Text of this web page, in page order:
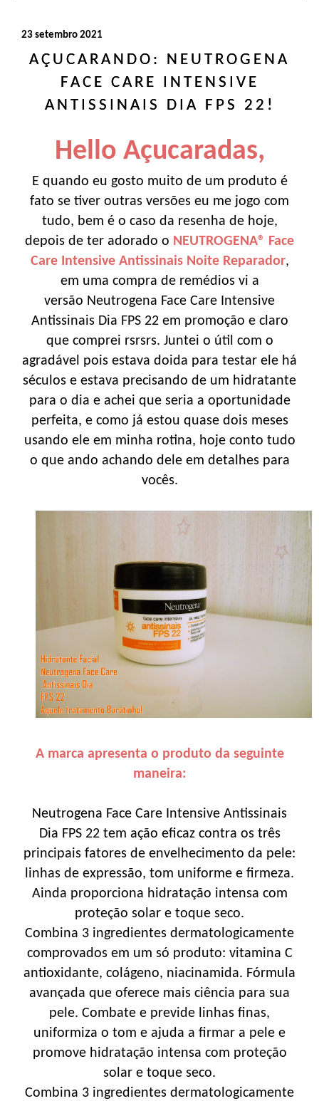
23 setembro 2021
AÇUCARANDO: NEUTROGENA
FACE CARE INTENSIVE
ANTISSINAIS DIA FPS 22!
Hello Açucaradas,
E quando eu gosto muito de um produto é
fato se tiver outras versões eu me jogo com
tudo, bem é o caso da resenha de hoje,
depois de ter adorado o NEUTROGENA® Face
Care Intensive Antissinais Noite Reparador,
em uma compra de remédios vi a
versão Neutrogena Face Care Intensive
Antissinais Dia FPS 22 em promoção e claro
que comprei rsrsrs. Juntei o útil com o
agradável pois estava doida para testar ele há
séculos e estava precisando de um hidratante
para o dia e achei que seria a oportunidade
perfeita, e como já estou quase dois meses
usando ele em minha rotina, hoje conto tudo
o que ando achando dele em detalhes para
vocês.
A marca apresenta o produto da seguinte
maneira:
Neutrogena Face Care Intensive Antissinais
Dia FPS 22 tem ação eficaz contra os três
principais fatores de envelhecimento da pele:
linhas de expressão, tom uniforme e firmeza.
Ainda proporciona hidratação intensa com
proteção solar e toque seco.
Combina 3 ingredientes dermatologicamente
comprovados em um só produto: vitamina C
antioxidante, colágeno, niacinamida. Fórmula
avançada que oferece mais ciência para sua
pele. Combate e previde linhas finas,
uniformiza o tom e ajuda a firmar a pele e
promove hidratação intensa com proteção
solar e toque seco.
Combina 3 ingredientes dermatologicamente